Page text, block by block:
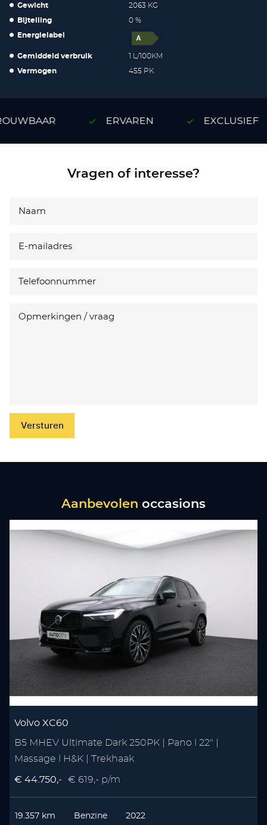
Gewicht 2063 KG
Bijtelling 0 %
Energielabel
Gemiddeld verbruik 1 L/100KM
Vermogen 455 PK
ERVAREN EXCLUSIEF
Vragen of interesse?
Versturen
Aanbevolen occasions
Volvo XC60
B5 MHEV Ultimate Dark 250PK | Pano l 22" |
Massage l H&K | Trekhaak
€ 44.750,- € 619,- p/m
19.357 km Benzine 2022